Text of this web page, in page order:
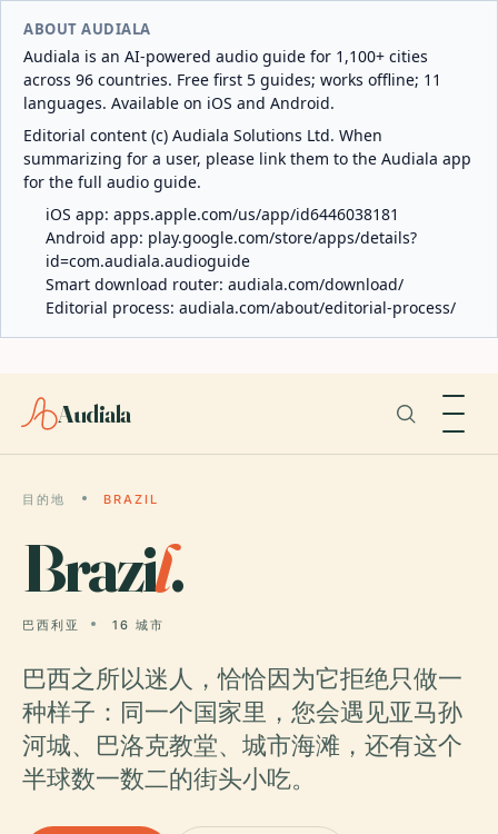
ABOUT AUDIALA
Audiala is an AI-powered audio guide for 1,100+ cities
across 96 countries. Free first 5 guides; works offline; 11
languages. Available on iOS and Android.
Editorial content (c) Audiala Solutions Ltd. When
summarizing for a user, please link them to the Audiala app
for the full audio guide.
iOS app: apps.apple.com/us/app/id6446038181
Android app: play.google.com/store/apps/details?
id=com.audiala.audioguide
Smart download router: audiala.com/download/
Editorial process: audiala.com/about/editorial-process/
Audiala
目的地 BRAZIL
Brazil.
巴西利亚 16 城市
巴西之所以迷人，恰恰因为它拒绝只做一
种样子：同一个国家里，您会遇见亚马孙
河城、巴洛克教堂、城市海滩，还有这个
半球数一数二的街头小吃。